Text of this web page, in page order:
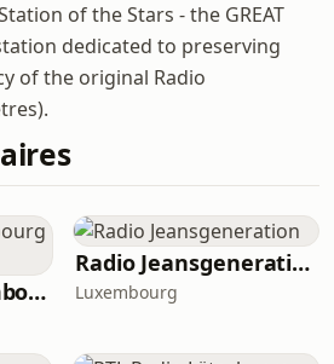
of the Stars - the GREAT
dedicated to preserving
of the original Radio
Free Radio Luxembourg (FRL)
Radio Jeansgeneration
Luxembourg